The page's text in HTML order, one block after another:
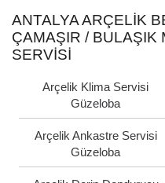
ANTALYA ARÇELIK
ÇAMAŞIR / BULAŞIK
SERVISI
Arçelik Klima Servisi
Güzeloba
Arçelik Ankastre Servisi
Güzeloba